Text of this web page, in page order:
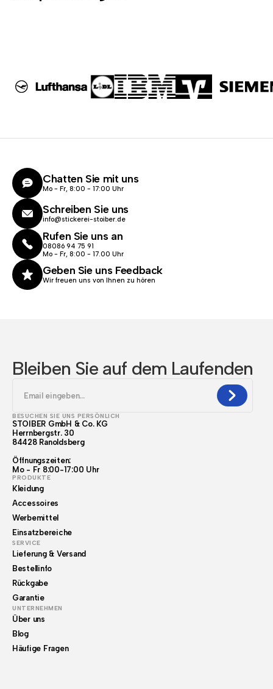
Chatten Sie mit uns
Mo - Fr, 8:00 - 17:00 Uhr
Schreiben Sie uns
info@stickerei-stoiber.de
Rufen Sie uns an
08086 94 75 91
Mo - Fr, 8:00 - 17.00 Uhr
Geben Sie uns Feedback
Wir freuen uns von Ihnen zu hören
Bleiben Sie auf dem Laufenden
BESUCHEN SIE UNS PERSÖNLICH
STOIBER GmbH & Co. KG
Herrnbergstr. 30
84428 Ranoldsberg
Öffnungszeiten:
Mo - Fr 8:00-17:00 Uhr
PRODUKTE
Kleidung
Accessoires
Werbemittel
Einsatzbereiche
SERVICE
Lieferung & Versand
Bestellinfo
Rückgabe
Garantie
UNTERNEHMEN
Über uns
Blog
Häufige Fragen